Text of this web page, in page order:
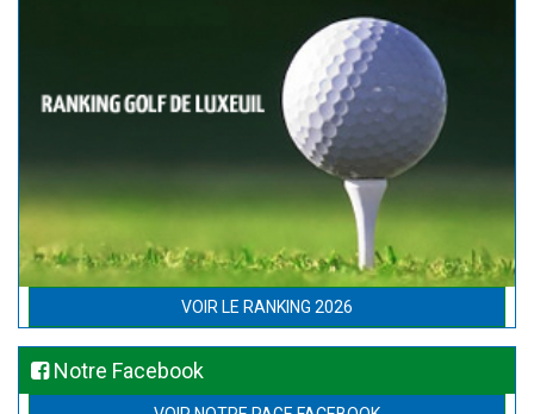
VOIR LE RANKING 2026
Notre Facebook